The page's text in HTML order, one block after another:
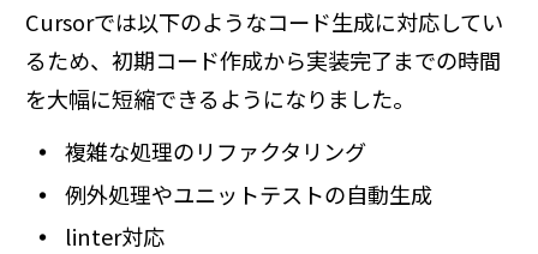
Cursorでは以下のようなコード生成に対応してい
るため、初期コード作成から実装完了までの時間
を大幅に短縮できるようになりました。
複雑な処理のリファクタリング
例外処理やユニットテストの自動生成
linter対応